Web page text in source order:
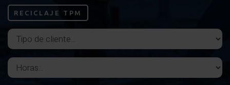
RECICLAJE TPM
Tipo de cliente
Horas del curso